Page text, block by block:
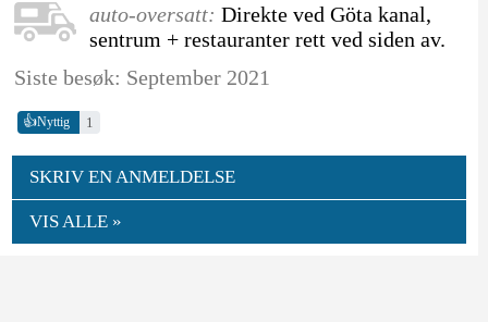
auto-oversatt: Direkte ved Göta kanal,
sentrum + restauranter rett ved siden av.
Siste besøk: September 2021
👍Nyttig 1
SKRIV EN ANMELDELSE
VIS ALLE »